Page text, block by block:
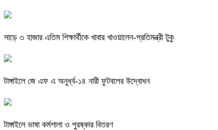
সাড়ে ৩ হাজার এতিম শিক্ষার্থীকে খাবার খাওয়ালেন-প্রতিমন্ত্রী টুকু
টাঙ্গাইলে জে এফ এ অনুর্ধ্ব-১৪ নারী ফুটবলের উদ্বোধন
টাঙ্গাইলে ভাষা কর্মশালা ও পুরষ্কার বিতরণ